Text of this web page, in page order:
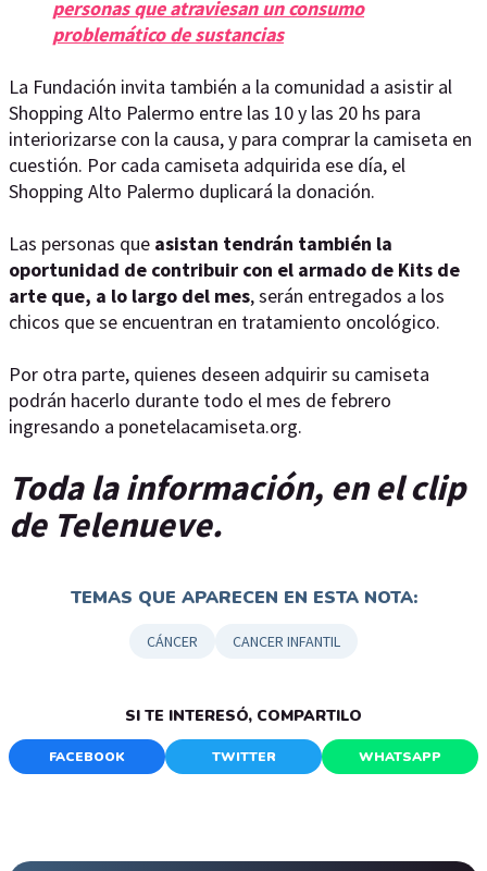
personas que atraviesan un consumo
problemático de sustancias
La Fundación invita también a la comunidad a asistir al
Shopping Alto Palermo entre las 10 y las 20 hs para
interiorizarse con la causa, y para comprar la camiseta en
cuestión. Por cada camiseta adquirida ese día, el
Shopping Alto Palermo duplicará la donación.
Las personas que asistan tendrán también la
oportunidad de contribuir con el armado de Kits de
arte que, a lo largo del mes, serán entregados a los
chicos que se encuentran en tratamiento oncológico.
Por otra parte, quienes deseen adquirir su camiseta
podrán hacerlo durante todo el mes de febrero
ingresando a ponetelacamiseta.org.
Toda la información, en el clip
de Telenueve.
TEMAS QUE APARECEN EN ESTA NOTA:
CÁNCER CANCER INFANTIL
SI TE INTERESÓ, COMPARTILO
FACEBOOK TWITTER WHATSAPP